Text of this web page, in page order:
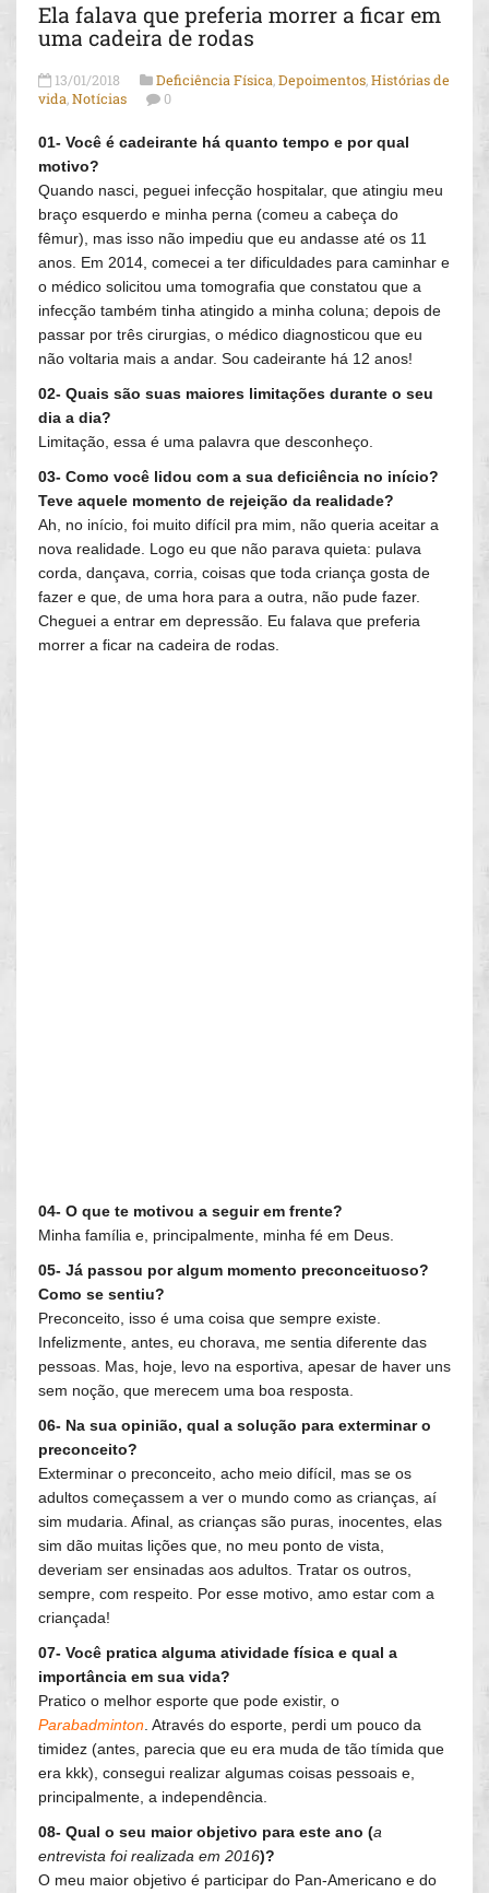
Ela falava que preferia morrer a ficar em
uma cadeira de rodas
13/01/2018 Deficiência Física Depoimentos Histórias de
vida Notícias 0
01- Você é cadeirante há quanto tempo e por qual
motivo?
Quando nasci, peguei infecção hospitalar, que atingiu meu
braço esquerdo e minha perna (comeu a cabeça do
fêmur), mas isso não impediu que eu andasse até os 11
anos. Em 2014, comecei a ter dificuldades para caminhar e
o médico solicitou uma tomografia que constatou que a
infecção também tinha atingido a minha coluna; depois de
passar por três cirurgias, o médico diagnosticou que eu
não voltaria mais a andar. Sou cadeirante há 12 anos!
02- Quais são suas maiores limitações durante o seu
dia a dia?
Limitação, essa é uma palavra que desconheço.
03- Como você lidou com a sua deficiência no início?
Teve aquele momento de rejeição da realidade?
Ah, no início, foi muito difícil pra mim, não queria aceitar a
nova realidade. Logo eu que não parava quieta: pulava
corda, dançava, corria, coisas que toda criança gosta de
fazer e que, de uma hora para a outra, não pude fazer.
Cheguei a entrar em depressão. Eu falava que preferia
morrer a ficar na cadeira de rodas.
04- O que te motivou a seguir em frente?
Minha família e, principalmente, minha fé em Deus.
05- Já passou por algum momento preconceituoso?
Como se sentiu?
Preconceito, isso é uma coisa que sempre existe.
Infelizmente, antes, eu chorava, me sentia diferente das
pessoas. Mas, hoje, levo na esportiva, apesar de haver uns
sem noção, que merecem uma boa resposta.
06- Na sua opinião, qual a solução para exterminar o
preconceito?
Exterminar o preconceito, acho meio difícil, mas se os
adultos começassem a ver o mundo como as crianças, aí
sim mudaria. Afinal, as crianças são puras, inocentes, elas
sim dão muitas lições que, no meu ponto de vista,
deveriam ser ensinadas aos adultos. Tratar os outros,
sempre, com respeito. Por esse motivo, amo estar com a
criançada!
07- Você pratica alguma atividade física e qual a
importância em sua vida?
Pratico o melhor esporte que pode existir, o
Parabadminton . Através do esporte, perdi um pouco da
timidez (antes, parecia que eu era muda de tão tímida que
era kkk), consegui realizar algumas coisas pessoais e,
principalmente, a independência.
08- Qual o seu maior objetivo para este ano (a
entrevista foi realizada em 2016)?
O meu maior objetivo é participar do Pan-Americano e do